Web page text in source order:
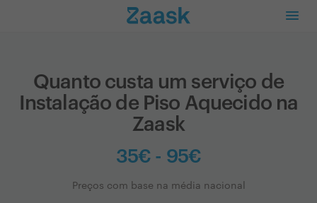
Quanto custa um serviço de
Instalação de Piso Aquecido na
Zaask
35€ - 95€
Preços com base na média nacional